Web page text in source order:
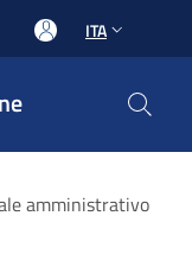
ITA
amministrativo